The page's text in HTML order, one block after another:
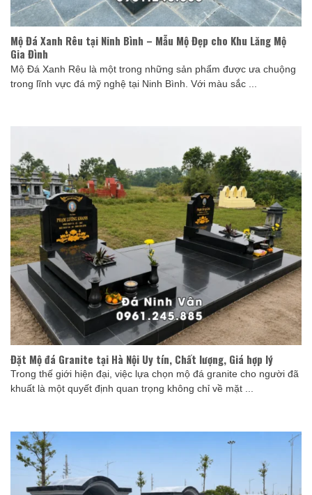
Mộ Đá Xanh Rêu tại Ninh Bình – Mẫu Mộ Đẹp cho Khu Lăng Mộ
Gia Đình
Mộ Đá Xanh Rêu là một trong những sản phẩm được ưa chuộng
trong lĩnh vực đá mỹ nghệ tại Ninh Bình. Với màu sắc ...
Đặt Mộ đá Granite tại Hà Nội Uy tín, Chất lượng, Giá hợp lý
Trong thế giới hiện đại, việc lựa chọn mộ đá granite cho người đã
khuất là một quyết định quan trọng không chỉ về mặt ...